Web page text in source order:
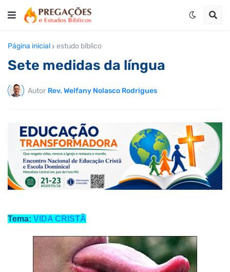
Página inicial estudo bíblico
Sete medidas da língua
Autor Rev. Welfany Nolasco Rodrigues
Tema: VIDA CRISTÃ